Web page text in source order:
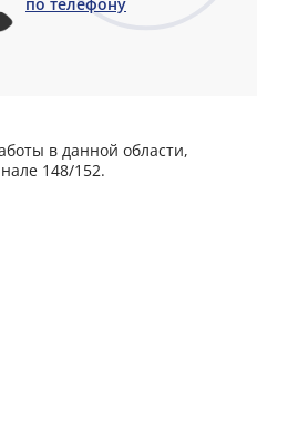
по телефону
в данной области,
148/152.